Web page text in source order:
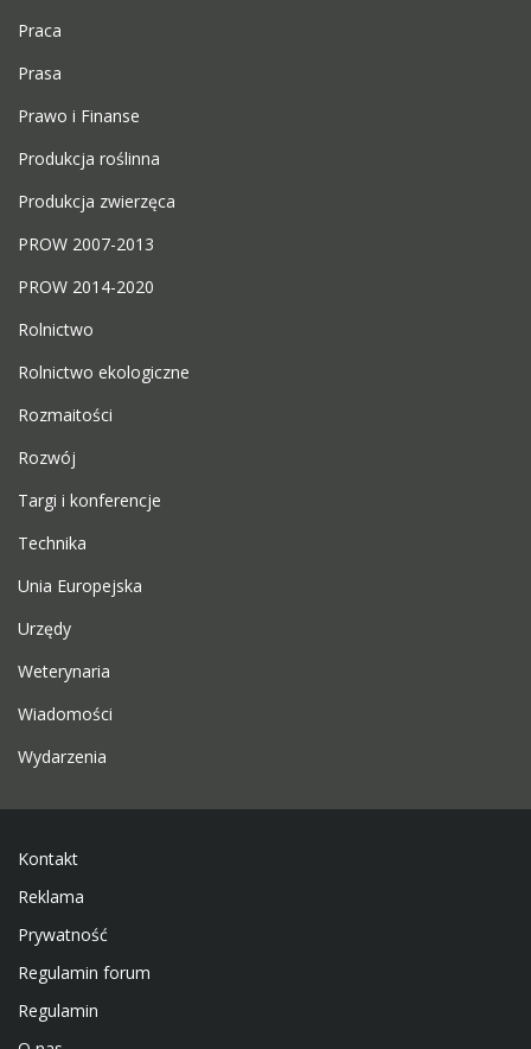
Praca
Prasa
Prawo i Finanse
Produkcja roślinna
Produkcja zwierzęca
PROW 2007-2013
PROW 2014-2020
Rolnictwo
Rolnictwo ekologiczne
Rozmaitości
Rozwój
Targi i konferencje
Technika
Unia Europejska
Urzędy
Weterynaria
Wiadomości
Wydarzenia
Kontakt
Reklama
Prywatność
Regulamin forum
Regulamin